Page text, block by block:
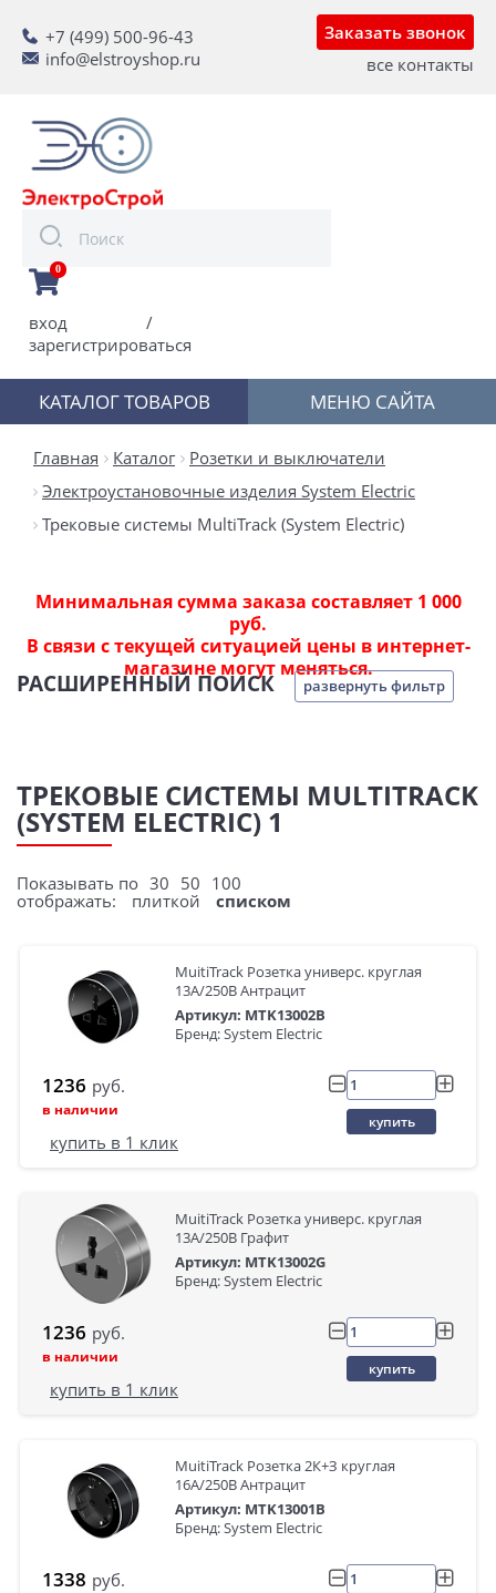
+7 (499) 500-96-43
info@elstroyshop.ru
Заказать звонок
все контакты
0
вход
/
зарегистрироваться
КАТАЛОГ ТОВАРОВ МЕНЮ САЙТА
Главная Каталог
Розетки и выключатели
Электроустановочные изделия System Electric
Трековые системы MultiTrack (System Electric)
Минимальная сумма заказа составляет 1 000
руб.
В связи с текущей ситуацией цены в интернет-
магазине могут меняться.
РАСШИРЕННЫЙ ПОИСК развернуть фильтр
ТРЕКОВЫЕ СИСТЕМЫ MULTITRACK
(SYSTEM ELECTRIC) 1
Показывать по 30 50 100
отображать:
плиткой списком
MuitiTrack Розетка универс. круглая
13А/250В Антрацит
Артикул: MTK13002B
Бренд: System Electric
1236 руб.
в наличии
купить
купить в 1 клик
MuitiTrack Розетка универс. круглая
13А/250В Графит
Артикул: MTK13002G
Бренд: System Electric
1236 руб.
в наличии
купить
купить в 1 клик
MuitiTrack Розетка 2К+З круглая
16А/250В Антрацит
Артикул: MTK13001B
Бренд: System Electric
1338 руб.